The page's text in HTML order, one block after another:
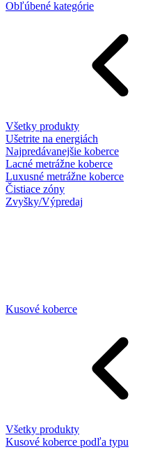
Obľúbené kategórie
Všetky produkty
Ušetrite na energiách
Najpredávanejšie koberce
Lacné metrážne koberce
Luxusné metrážne koberce
Čistiace zóny
Zvyšky/Výpredaj
Kusové koberce
Všetky produkty
Kusové koberce podľa typu